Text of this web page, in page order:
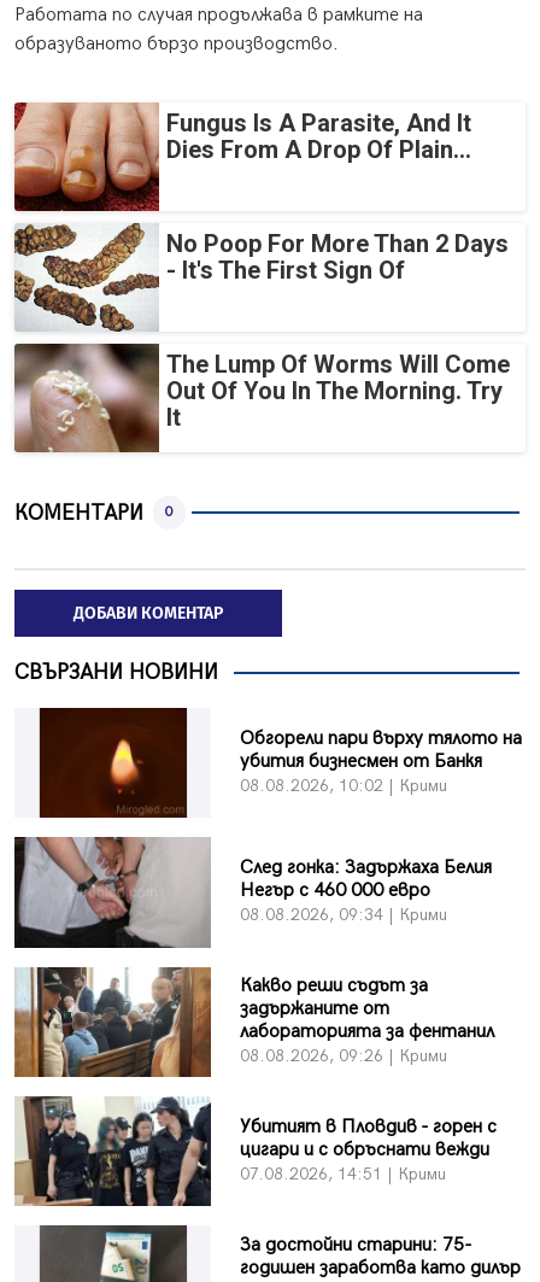
Работата по случая продължава в рамките на
образуваното бързо производство.
Fungus Is A Parasite, And It
Dies From A Drop Of Plain...
No Poop For More Than 2 Days
- It's The First Sign Of
The Lump Of Worms Will Come
Out Of You In The Morning. Try
It
КОМЕНТАРИ 0
ДОБАВИ КОМЕНТАР
СВЪРЗАНИ НОВИНИ
Обгорели пари върху тялото на
убития бизнесмен от Банкя
08.08.2026, 10:02 | Крими
След гонка: Задържаха Белия
Негър с 460 000 евро
08.08.2026, 09:34 | Крими
Какво реши съдът за
задържаните от
лабораторията за фентанил
08.08.2026, 09:26 | Крими
Убитият в Пловдив - горен с
цигари и с обръснати вежди
07.08.2026, 14:51 | Крими
За достойни старини: 75-
годишен заработва като дилър